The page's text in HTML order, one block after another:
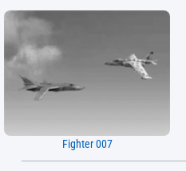
Fighter 007